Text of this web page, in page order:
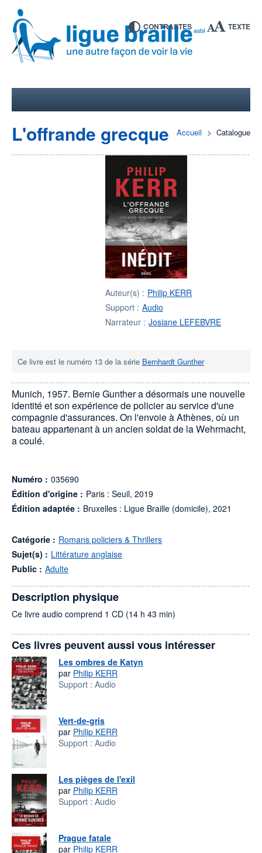
CONTRASTES TEXTE
Accueil Catalogue
L'offrande grecque
Auteur(s) : Philip KERR
Support : Audio
Narrateur : Josiane LEFEBVRE
Ce livre est le numéro 13 de la série Bernhardt Gunther
Munich, 1957. Bernie Gunther a désormais une nouvelle
identité et son expérience de policier au service d'une
compagnie d'assurances. On l'envoie à Athènes, où un
bateau appartenant à un ancien soldat de la Wehrmacht,
a coulé.
Numéro : 035690
Édition d'origine : Paris : Seuil, 2019
Édition adaptée : Bruxelles : Ligue Braille (domicile), 2021
Catégorie : Romans policiers & Thrillers
Sujet(s) : Littérature anglaise
Public : Adulte
Description physique
Ce livre audio comprend 1 CD (14 h 43 min)
Ces livres peuvent aussi vous intéresser
Les ombres de Katyn
par Philip KERR
Support : Audio
Vert-de-gris
par Philip KERR
Support : Audio
Les pièges de l'exil
par Philip KERR
Support : Audio
Prague fatale
par Philip KERR